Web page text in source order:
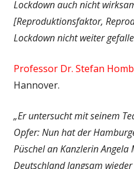
Lockdown auch nicht
[Reproduktionsfaktor,
Lockdown nicht weiter
Professor Dr. Stefan
Hannover.
„Er untersucht mit seinem
Opfer: Nun hat der
Püschel an Kanzlerin Angela
Deutschland langsam